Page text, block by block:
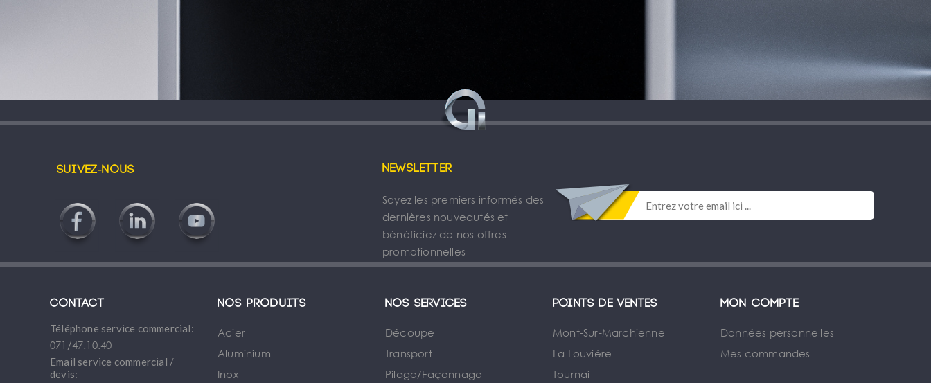
Suivez-nous Newsletter
Soyez les premiers informés des
dernières nouveautés et
bénéficiez de nos offres
promotionnelles
Contact
Téléphone service commercial:
071/47.10.40
Email service commercial /
devis:
Nos produits
Acier
Aluminium
Inox
Nos services
Découpe
Transport
Pilage/Façonnage
Points de ventes
Mont-Sur-Marchienne
La Louvière
Tournai
Mon compte
Données personnelles
Mes commandes